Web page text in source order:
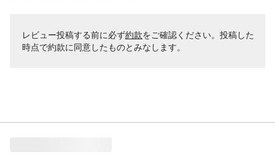
レビュー投稿する前に必ず約款をご確認ください。投稿した
時点で約款に同意したものとみなします。